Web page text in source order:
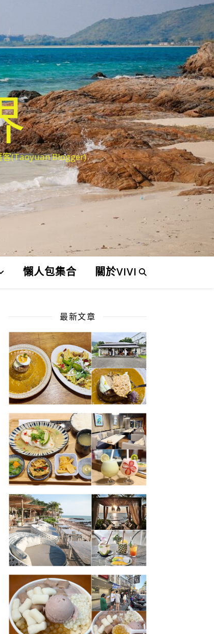
客(Taoyuan Blogger)
懶人包集合 關於VIVI
最新文章